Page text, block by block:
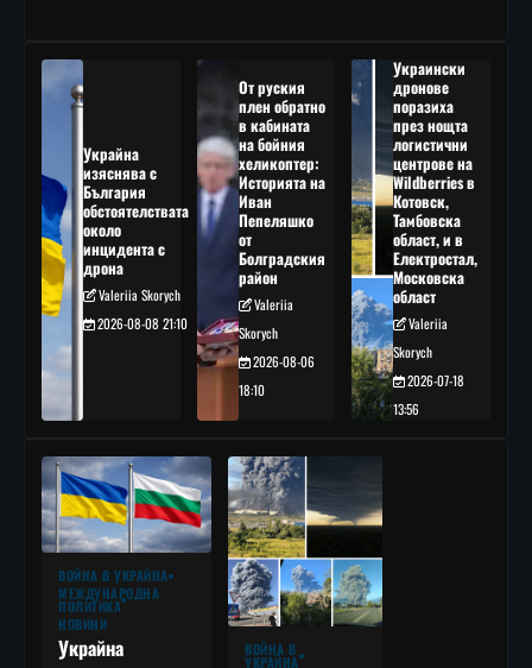
Украйна
изяснява с
България
обстоятелствата
около
инцидента с
дрона
Valeriia Skorych
2026-08-08 21:10
От руския
плен обратно
в кабината
на бойния
хеликоптер:
Историята на
Иван
Пепеляшко
от
Болградския
район
Valeriia
Skorych
2026-08-06
18:10
Украински
дронове
поразиха
през нощта
логистични
центрове на
Wildberries в
Котовск,
Тамбовска
област, и в
Електростал,
Московска
област
Valeriia
Skorych
2026-07-18
13:56
ВОЙНА В УКРАЙНА
МЕЖДУНАРОДНА
ПОЛИТИКА
НОВИНИ
Украйна
ВОЙНА В
УКРАЙНА